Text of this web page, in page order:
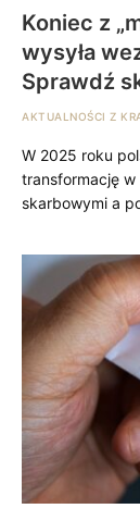
Koniec z
wysyła
Sprawdź
AKTUALNOŚCI Z
W 2025 roku
transformację
skarbowymi a